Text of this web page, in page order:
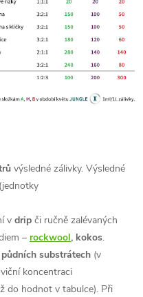
výsledné zálivky. Výsledné
v drip či ručně zalévaných
– rockwool, kokos.
substrátech (v
koncentraci
do hodnot v tabulce). Při